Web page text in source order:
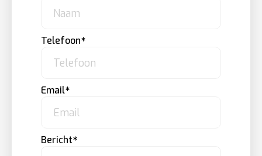
Telefoon
Email
Bericht